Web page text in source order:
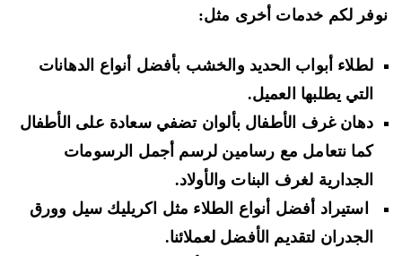
لكم خدمات أخرى مثل:
لطلاءأبواب الحديد والخشببأفضل أنواع الدهانات
التي يطلبها العميل.
دهان غرف الأطفالبألوان تضفي سعادة على الأطفال
كما نتعامل مع رسامين لرسم أجمل الرسومات
الجدارية لغرف البنات والأولاد.
استيراد أفضل أنواع الطلاء مثلاكريليك سيلوورق
الجدران لتقديم الأفضل لعملائنا.